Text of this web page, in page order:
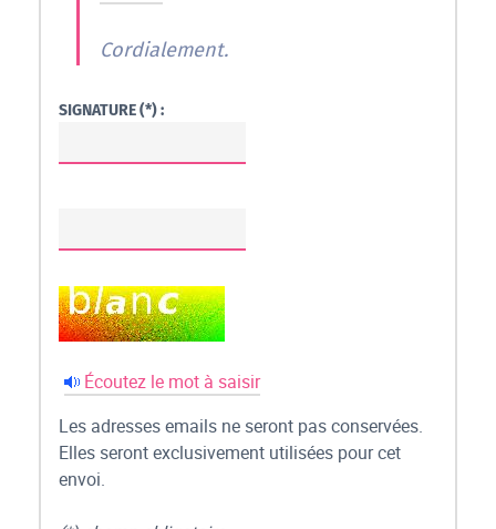
Cordialement.
SIGNATURE (*) :
Écoutez le mot à saisir
Les adresses emails ne seront pas conservées.
Elles seront exclusivement utilisées pour cet
envoi.